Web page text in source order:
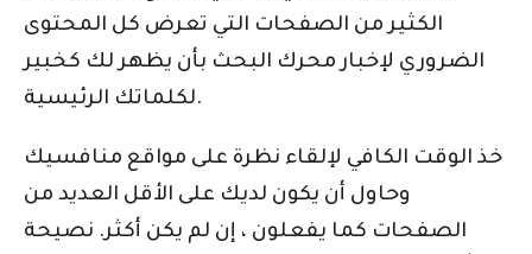
الكثير من الصفحات التي تعرض كل المحتوى
الضروري لإخبار محرك البحث بأن يظهر لك كخبير
لكلماتك الرئيسية.
خذ الوقت الكافي لإلقاء نظرة على مواقع منافسيك
وحاول أن يكون لديك على الأقل العديد من
الصفحات كما يفعلون ، إن لم يكن أكثر. نصيحة